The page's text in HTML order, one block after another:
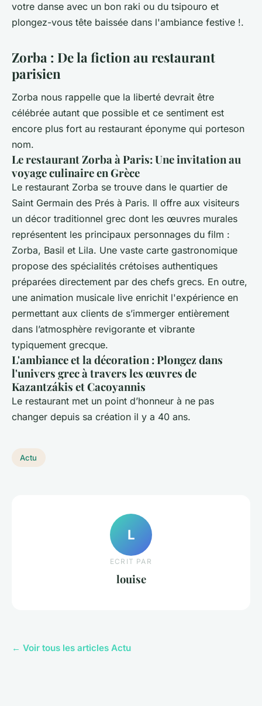
votre danse avec un bon raki ou du tsipouro et
plongez-vous tête baissée dans l'ambiance festive !.
Zorba : De la fiction au restaurant
parisien
Zorba nous rappelle que la liberté devrait être
célébrée autant que possible et ce sentiment est
encore plus fort au restaurant éponyme qui porteson
nom.
Le restaurant Zorba à Paris: Une invitation au
voyage culinaire en Grèce
Le restaurant Zorba se trouve dans le quartier de
Saint Germain des Prés à Paris. Il offre aux visiteurs
un décor traditionnel grec dont les œuvres murales
représentent les principaux personnages du film :
Zorba, Basil et Lila. Une vaste carte gastronomique
propose des spécialités crétoises authentiques
préparées directement par des chefs grecs. En outre,
une animation musicale live enrichit l'expérience en
permettant aux clients de s’immerger entièrement
dans l’atmosphère revigorante et vibrante
typiquement grecque.
L'ambiance et la décoration : Plongez dans
l'univers grec à travers les œuvres de
Kazantzákis et Cacoyannis
Le restaurant met un point d’honneur à ne pas
changer depuis sa création il y a 40 ans.
Actu
L
ECRIT PAR
louise
← Voir tous les articles Actu